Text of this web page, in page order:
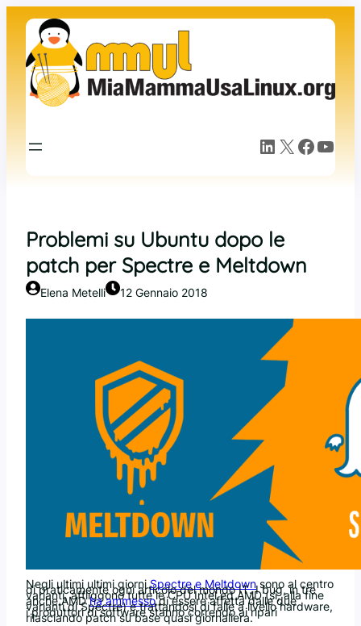
contenuto
LinkedIn X Facebook YouTube
Problemi su Ubuntu dopo le
patch per Spectre e Meltdown
Elena Metelli 12 Gennaio 2018
Negli ultimi ultimi giorniSpectre e Meltdownsono al centro
di praticamente ogni articolo del mondo IT. I bug, in tre
varianti, affliggono tutte le CPU Intel ed AMD (sì, alla fine
anche AMDha ammessodi essere affetta dalle due
varianti di Spectre) e trattandosi di falle a livello hardware,
i produttori di software stanno correndo ai ripari
rilasciando patch su base quasi giornaliera.